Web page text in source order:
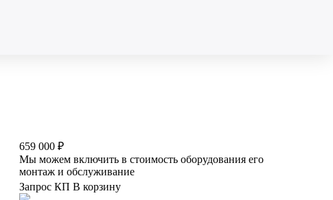
659 000 ₽
Мы можем включить в стоимость оборудования его
монтаж и обслуживание
Запрос КП В корзину